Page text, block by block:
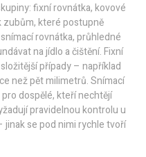
fixní rovnátka,kovové
které postupně
snímací rovnátka,průhledné
na jídlo a čištění. Fixní
případy – například
než pět milimetrů. Snímací
dospělé, kteří nechtějí
pravidelnou kontrolu u
se pod nimi rychle tvoří